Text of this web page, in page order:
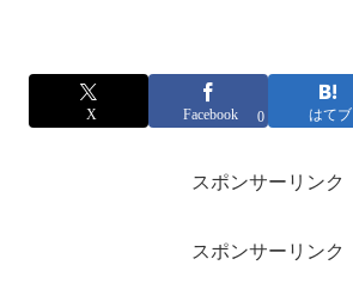
X Facebook 0 はてブ
スポンサーリンク
スポンサーリンク